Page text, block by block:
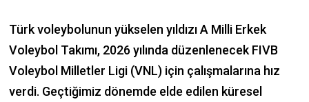
Türk voleybolunun yükselen yıldızı A Milli Erkek
Voleybol Takımı, 2026 yılında düzenlenecek FIVB
Voleybol Milletler Ligi (VNL) için çalışmalarına hız
verdi. Geçtiğimiz dönemde elde edilen küresel